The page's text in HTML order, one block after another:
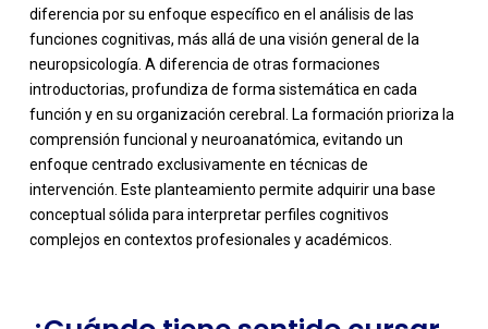
diferencia por su enfoque específico en el análisis de las
funciones cognitivas, más allá de una visión general de la
neuropsicología. A diferencia de otras formaciones
introductorias, profundiza de forma sistemática en cada
función y en su organización cerebral. La formación prioriza la
comprensión funcional y neuroanatómica, evitando un
enfoque centrado exclusivamente en técnicas de
intervención. Este planteamiento permite adquirir una base
conceptual sólida para interpretar perfiles cognitivos
complejos en contextos profesionales y académicos.
-